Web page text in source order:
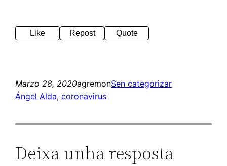
Like Repost Quote
Marzo 28, 2020agremonSen categorizar
Ángel Alda, coronavirus
Deixa unha resposta